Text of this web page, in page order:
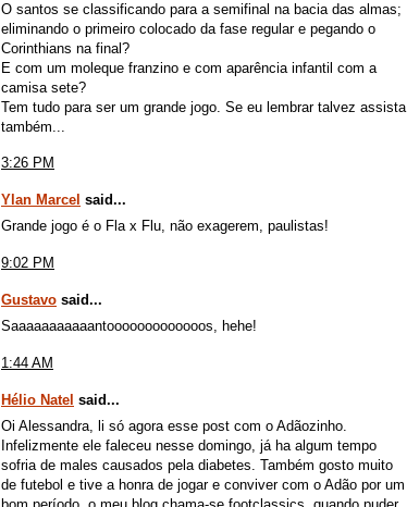
O santos se classificando para a semifinal na bacia das almas;
eliminando o primeiro colocado da fase regular e pegando o
Corinthians na final?
E com um moleque franzino e com aparência infantil com a
camisa sete?
Tem tudo para ser um grande jogo. Se eu lembrar talvez assista
também...
3:26 PM
Ylan Marcel said...
Grande jogo é o Fla x Flu, não exagerem, paulistas!
9:02 PM
Gustavo said...
Saaaaaaaaaaantooooooooooooos, hehe!
1:44 AM
Hélio Natel said...
Oi Alessandra, li só agora esse post com o Adãozinho.
Infelizmente ele faleceu nesse domingo, já ha algum tempo
sofria de males causados pela diabetes. Também gosto muito
de futebol e tive a honra de jogar e conviver com o Adão por um